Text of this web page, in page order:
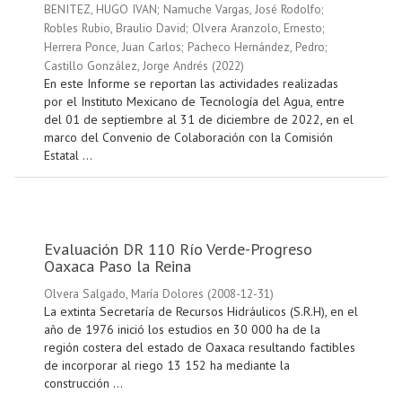
BENITEZ, HUGO IVAN; Namuche Vargas, José Rodolfo;
Robles Rubio, Braulio David; Olvera Aranzolo, Ernesto;
Herrera Ponce, Juan Carlos; Pacheco Hernández, Pedro;
Castillo González, Jorge Andrés (2022)
En este Informe se reportan las actividades realizadas
por el Instituto Mexicano de Tecnología del Agua, entre
del 01 de septiembre al 31 de diciembre de 2022, en el
marco del Convenio de Colaboración con la Comisión
Estatal ...
Evaluación DR 110 Río Verde-Progreso
Oaxaca Paso la Reina
Olvera Salgado, María Dolores (2008-12-31)
La extinta Secretaría de Recursos Hidráulicos (S.R.H), en el
año de 1976 inició los estudios en 30 000 ha de la
región costera del estado de Oaxaca resultando factibles
de incorporar al riego 13 152 ha mediante la
construcción ...